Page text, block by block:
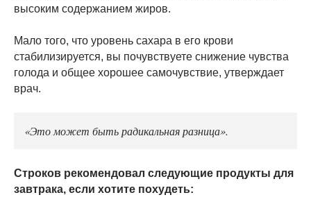
высоким содержанием жиров.
Мало того, что уровень сахара в его крови
стабилизируется, вы почувствуете снижение чувства
голода и общее хорошее самочувствие, утверждает
врач.
«Это может быть радикальная разница».
Строков рекомендовал следующие продукты для
завтрака, если хотите похудеть: